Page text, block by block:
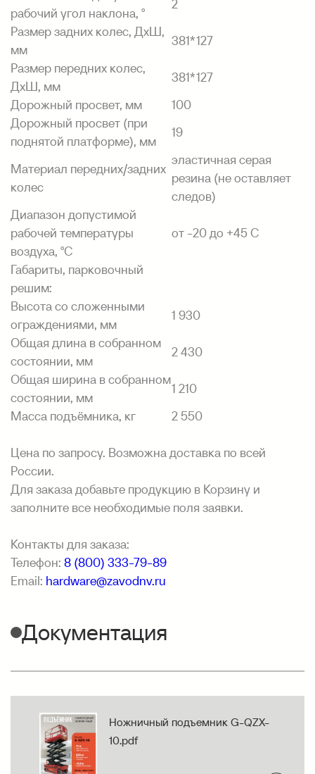
рабочий угол наклона, °
2
Размер задних колес, ДхШ,
мм
381*127
Размер передних колес,
ДхШ, мм
381*127
Дорожный просвет, мм
100
Дорожный просвет (при
поднятой платформе), мм
19
Материал передних/задних
колес
эластичная серая
резина (не оставляет
следов)
Диапазон допустимой
рабочей температуры
воздуха, °С
от -20 до +45 С
Габариты, парковочный
решим:
Высота со сложенными
ограждениями, мм
1 930
Общая длина в собранном
состоянии, мм
2 430
Общая ширина в собранном
состоянии, мм
1 210
Масса подъёмника, кг
2 550
Цена по запросу. Возможна доставка по всей
России.
Для заказа добавьте продукцию в Корзину и
заполните все необходимые поля заявки.
Контакты для заказа:
Телефон: 8 (800) 333-79-89
Email: hardware@zavodnv.ru
Документация
Ножничный подъемник G-QZX-
10.pdf